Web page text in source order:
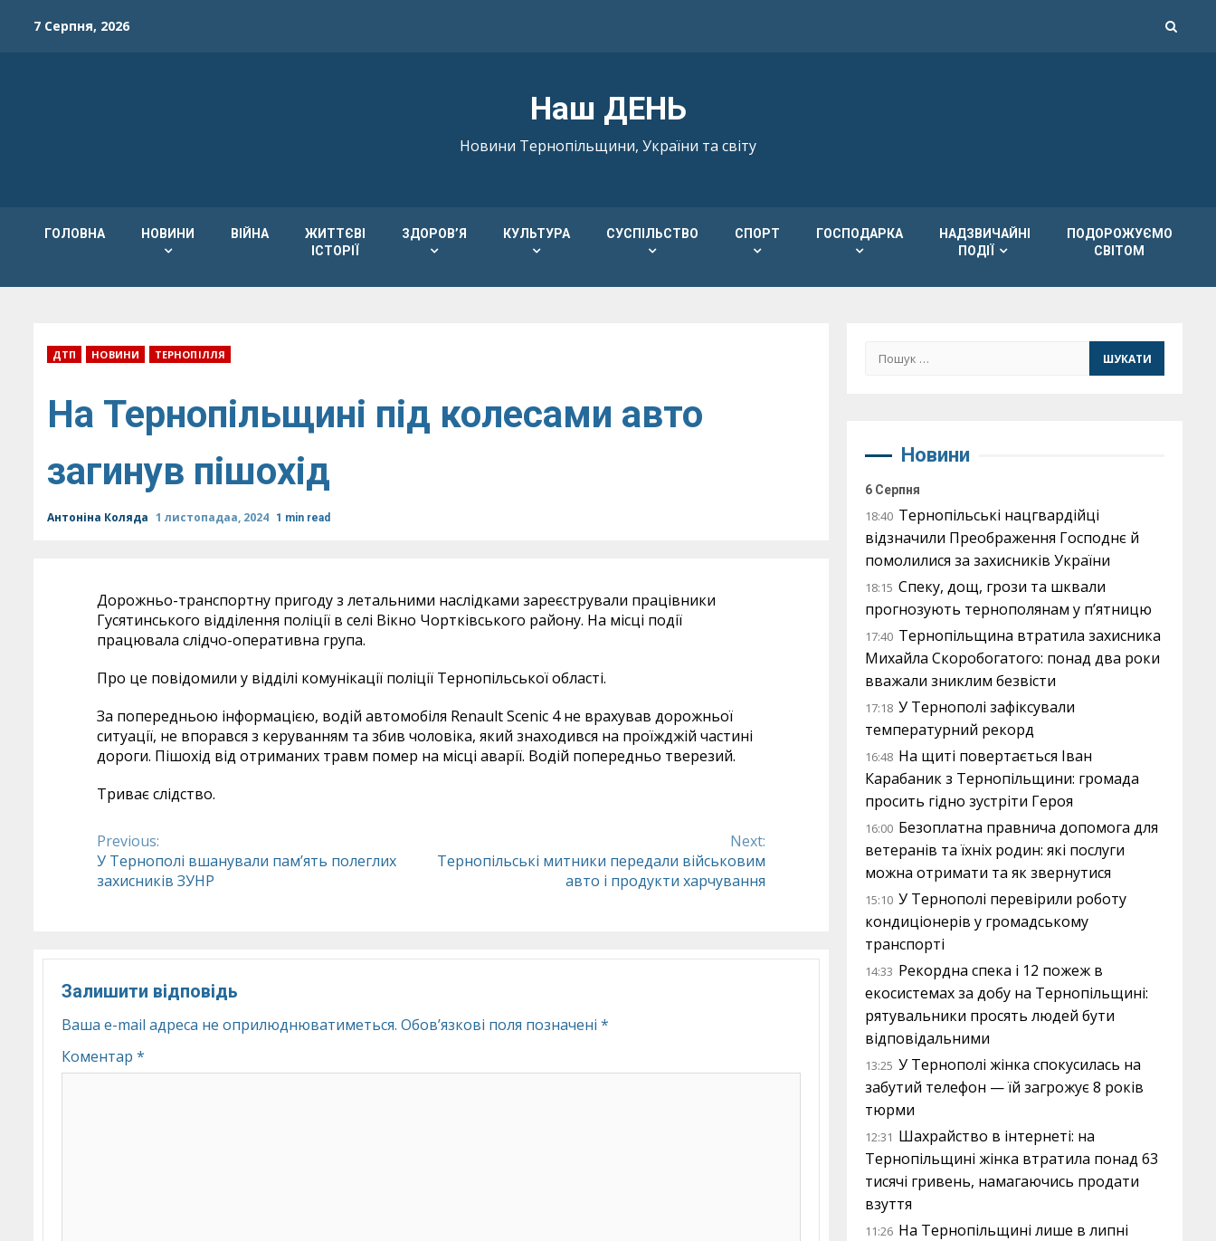
7 Серпня, 2026
Наш ДЕНЬ
Новини Тернопільщини, України та світу
ГОЛОВНА НОВИНИ ВІЙНА
ЖИТТЄВІ
ІСТОРІЇ
ЗДОРОВ’Я КУЛЬТУРА СУСПІЛЬСТВО СПОРТ ГОСПОДАРКА
НАДЗВИЧАЙНІ
ПОДІЇ
ПОДОРОЖУЄМО
СВІТОМ
ДТП НОВИНИ ТЕРНОПІЛЛЯ
На Тернопільщині під колесами авто
загинув пішохід
Антоніна Коляда 1 листопадаа, 2024 1 min read
Дорожньо-транспортну пригоду з летальними наслідками зареєстрували працівники
Гусятинського відділення поліції в селі Вікно Чортківського району. На місці події
працювала слідчо-оперативна група.
Про це повідомили у відділі комунікації поліції Тернопільської області.
За попередньою інформацією, водій автомобіля Renault Scenic 4 не врахував дорожньої
ситуації, не впорався з керуванням та збив чоловіка, який знаходився на проїжджій частині
дороги. Пішохід від отриманих травм помер на місці аварії. Водій попередньо тверезий.
Триває слідство.
Continue
Reading
Previous:
У Тернополі вшанували пам’ять полеглих
захисників ЗУНР
Next:
Тернопільські митники передали військовим
авто і продукти харчування
Залишити відповідь
Ваша e-mail адреса не оприлюднюватиметься. Обов’язкові поля позначені *
Коментар *
Пошук:
Новини
6 Серпня
18:40 Тернопільські нацгвардійці
відзначили Преображення Господнє й
помолилися за захисників України
18:15 Спеку, дощ, грози та шквали
прогнозують тернополянам у п’ятницю
17:40 Тернопільщина втратила захисника
Михайла Скоробогатого: понад два роки
вважали зниклим безвісти
17:18 У Тернополі зафіксували
температурний рекорд
16:48 На щиті повертається Іван
Карабаник з Тернопільщини: громада
просить гідно зустріти Героя
16:00 Безоплатна правнича допомога для
ветеранів та їхніх родин: які послуги
можна отримати та як звернутися
15:10 У Тернополі перевірили роботу
кондиціонерів у громадському
транспорті
14:33 Рекордна спека і 12 пожеж в
екосистемах за добу на Тернопільщині:
рятувальники просять людей бути
відповідальними
13:25 У Тернополі жінка спокусилась на
забутий телефон — їй загрожує 8 років
тюрми
12:31 Шахрайство в інтернеті: на
Тернопільщині жінка втратила понад 63
тисячі гривень, намагаючись продати
взуття
11:26 На Тернопільщині лише в липні